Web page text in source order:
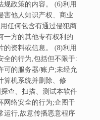
规政策的内容。 (6)利用
害他人知识产权、商业
任何包含有通过侵犯商
一方的其他专有权利的
的资料或信息。 (8)利用
全的行为,包括但不限于:
可的服务器/账户;未经允
算机系统并删除、修
查、扫描、测试本软件
网络安全的行为;企图干
运行,故意传播恶意程序